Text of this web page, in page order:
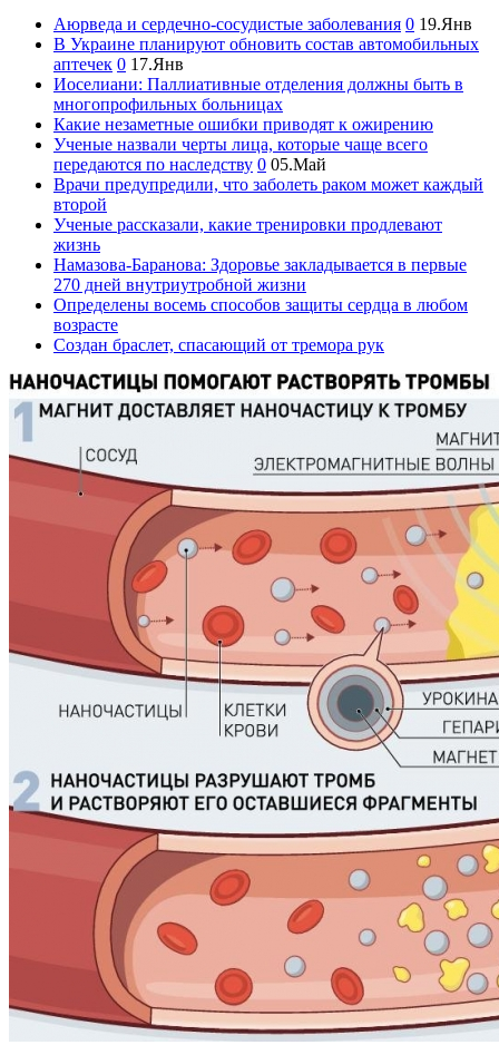
Аюрведа и сердечно-сосудистые заболевания 0 19.Янв
В Украине планируют обновить состав автомобильных
аптечек 0 17.Янв
Иоселиани: Паллиативные отделения должны быть в
многопрофильных больницах
Какие незаметные ошибки приводят к ожирению
Ученые назвали черты лица, которые чаще всего
передаются по наследству 0 05.Май
Врачи предупредили, что заболеть раком может каждый
второй
Ученые рассказали, какие тренировки продлевают
жизнь
Намазова-Баранова: Здоровье закладывается в первые
270 дней внутриутробной жизни
Определены восемь способов защиты сердца в любом
возрасте
Создан браслет, спасающий от тремора рук